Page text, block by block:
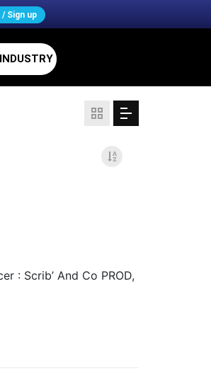
/ Sign up
: Scrib’ And Co PROD,